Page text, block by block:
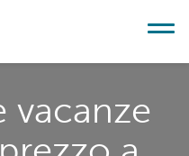
vacanze